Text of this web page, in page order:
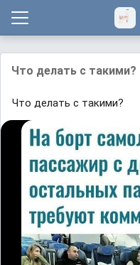
Что делать с такими?
Что делать с такими?